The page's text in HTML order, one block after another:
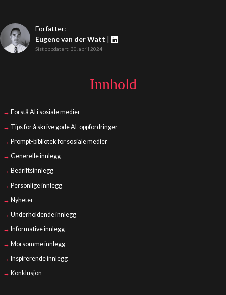
Forfatter:
Eugene van der Watt |
Sist oppdatert: 30. april 2024
Innhold
Forstå AI i sosiale medier
Tips for å skrive gode AI-oppfordringer
Prompt-bibliotek for sosiale medier
Generelle innlegg
Bedriftsinnlegg
Personlige innlegg
Nyheter
Underholdende innlegg
Informative innlegg
Morsomme innlegg
Inspirerende innlegg
Konklusjon